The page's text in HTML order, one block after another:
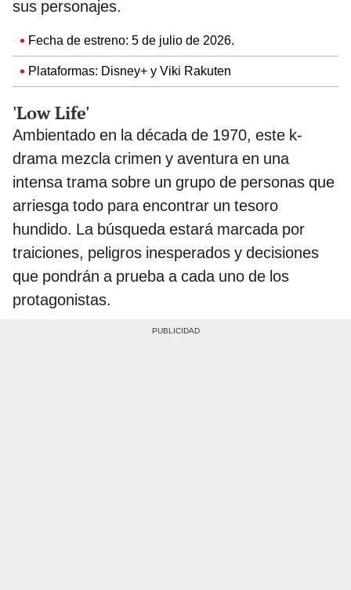
sus personajes.
Fecha de estreno: 5 de julio de 2026.
Plataformas: Disney+ y Viki Rakuten
'Low Life'
Ambientado en la década de 1970, este k-
drama mezcla crimen y aventura en una
intensa trama sobre un grupo de personas que
arriesga todo para encontrar un tesoro
hundido. La búsqueda estará marcada por
traiciones, peligros inesperados y decisiones
que pondrán a prueba a cada uno de los
protagonistas.